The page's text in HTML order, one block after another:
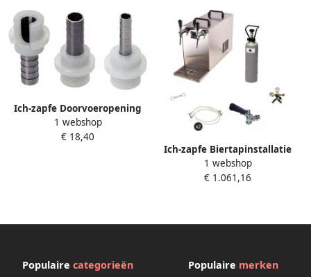
Ich-zapfe Doorvoeropening
voor bier- of CO2-slang met
gegoten afdichting recht
1 webshop
€ 18,40
Ich-zapfe Biertapinstallatie
STREAM 50 Compleetset 2-
lijns droge koeler tot 55 l uur
1 webshop
€ 1.061,16
Populaire categorieën Populaire merken